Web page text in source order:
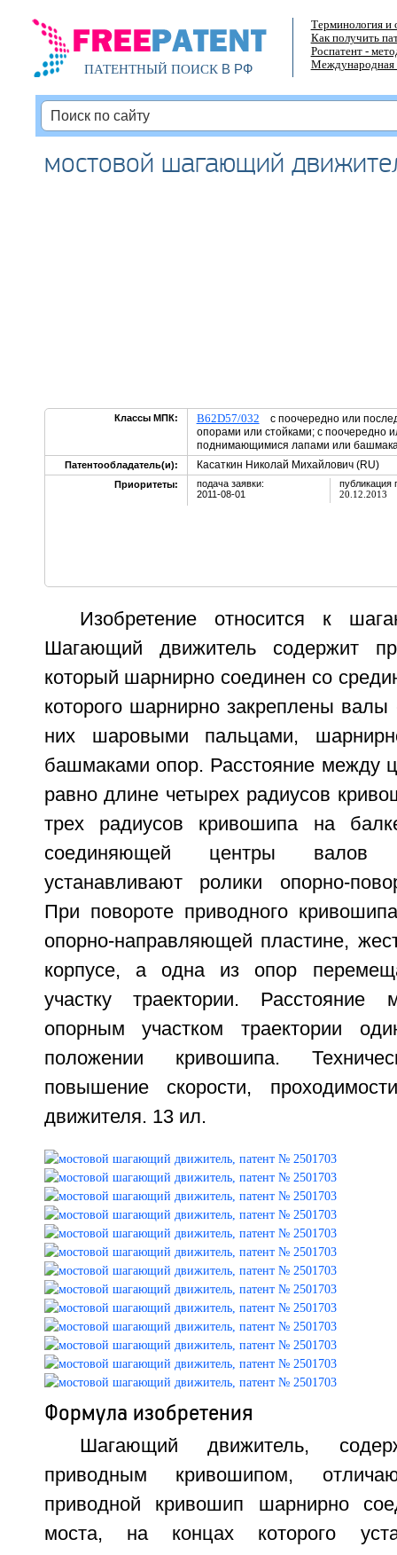
ПАТЕНТНЫЙ ПОИСКВ РФ
Терминология и
Как получить
Роспатент -
Международная
мостовой шагающий
Классы МПК: B62D57/032 с поочередно или
опорами или стойками; с поочередно
поднимающимися лапами или
Патентообладатель(и): Касаткин Николай Михайлович (RU)
Приоритеты:
подача заявки:
2011-08-01
публикация
20.12.2013
Изобретение относится к
Шагающий движитель содержит
который шарнирно соединен со
которого шарнирно закреплены
них шаровыми пальцами,
башмаками опор. Расстояние между
равно длине четырех радиусов
трех радиусов кривошипа на
соединяющей центры валов
устанавливают ролики опорно-
При повороте приводного
опорно-направляющей пластине,
корпусе, а одна из опор
участку траектории.
опорным участком траектории
положении кривошипа.
повышение скорости,
движителя. 13 ил.
Формула изобретения
Шагающий движитель,
приводным кривошипом,
приводной кривошип шарнирно
моста, на концах которого